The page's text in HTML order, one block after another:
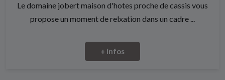
Le domaine jobert maison d'hotes proche de cassis vous
propose un moment de relxation dans un cadre ...
+ infos